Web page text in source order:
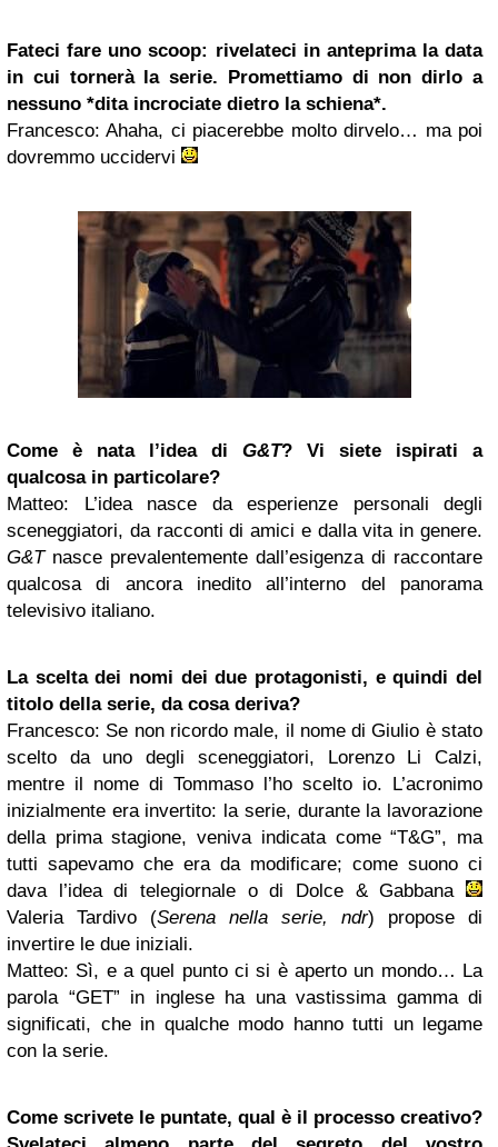
Fateci fare uno scoop: rivelateci in anteprima la data
in cui tornerà la serie. Promettiamo di non dirlo a
nessuno *dita incrociate dietro la schiena*.
Francesco: Ahaha, ci piacerebbe molto dirvelo… ma poi
dovremmo uccidervi
Come è nata l’idea di G&T? Vi siete ispirati a
qualcosa in particolare?
Matteo: L’idea nasce da esperienze personali degli
sceneggiatori, da racconti di amici e dalla vita in genere.
G&Tnasce prevalentemente dall’esigenza di raccontare
qualcosa di ancora inedito all’interno del panorama
televisivo italiano.
La scelta dei nomi dei due protagonisti, e quindi del
titolo della serie, da cosa deriva?
Francesco: Se non ricordo male, il nome di Giulio è stato
scelto da uno degli sceneggiatori, Lorenzo Li Calzi,
mentre il nome di Tommaso l’ho scelto io. L’acronimo
inizialmente era invertito: la serie, durante la lavorazione
della prima stagione, veniva indicata come “T&G”, ma
tutti sapevamo che era da modificare; come suono ci
dava l’idea di telegiornale o di Dolce & Gabbana
Valeria Tardivo (Serena nella serie, ndr) propose di
invertire le due iniziali.
Matteo: Sì, e a quel punto ci si è aperto un mondo… La
parola “GET” in inglese ha una vastissima gamma di
significati, che in qualche modo hanno tutti un legame
con la serie.
Come scrivete le puntate, qual è il processo creativo?